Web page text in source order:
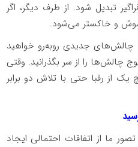
تبدیل شود. از طرف دیگر، اگر
و خاکستر می‌شود.
جدیدی روبه‌رو خواهید
و موج چالش‌ها را از سر بگذرانید. وقتی
از رقبا حتی با تلاش دو برابر
ما از اتفاقات احتمالی ایجاد